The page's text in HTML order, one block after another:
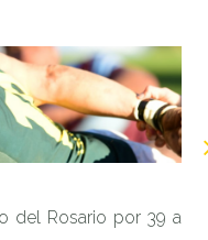
del Rosario por 39 a